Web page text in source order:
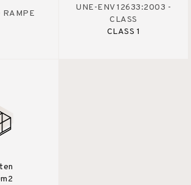
RAMPE
UNE-ENV 12633:2003 -
CLASS
CLASS 1